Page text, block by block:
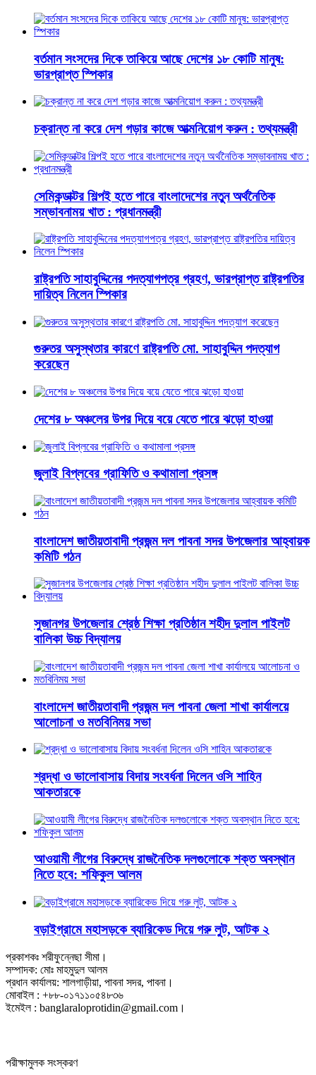
বর্তমান সংসদের দিকে তাকিয়ে আছে দেশের ১৮ কোটি মানুষ:
ভারপ্রাপ্ত স্পিকার
চক্রান্ত না করে দেশ গড়ার কাজে আত্মনিয়োগ করুন : তথ্যমন্ত্রী
সেমিকন্ডাক্টর শিল্পই হতে পারে বাংলাদেশের নতুন অর্থনৈতিক
সম্ভাবনাময় খাত : প্রধানমন্ত্রী
রাষ্ট্রপতি সাহাবুদ্দিনের পদত্যাগপত্র গ্রহণ, ভারপ্রাপ্ত রাষ্ট্রপতির
দায়িত্ব নিলেন স্পিকার
গুরুতর অসুস্থতার কারণে রাষ্ট্রপতি মো. সাহাবুদ্দিন পদত্যাগ
করেছেন
দেশের ৮ অঞ্চলের উপর দিয়ে বয়ে যেতে পারে ঝড়ো হাওয়া
জুলাই বিপ্লবের গ্রাফিতি ও কথামালা প্রসঙ্গ
বাংলাদেশ জাতীয়তাবাদী প্রজন্ম দল পাবনা সদর উপজেলার আহ্বায়ক
কমিটি গঠন
সুজানগর উপজেলার শ্রেষ্ঠ শিক্ষা প্রতিষ্ঠান শহীদ দুলাল পাইলট
বালিকা উচ্চ বিদ্যালয়
বাংলাদেশ জাতীয়তাবাদী প্রজন্ম দল পাবনা জেলা শাখা কার্যালয়ে
আলোচনা ও মতবিনিময় সভা
শ্রদ্ধা ও ভালোবাসায় বিদায় সংবর্ধনা দিলেন ওসি শাহিন
আকতারকে
আওয়ামী লীগের বিরুদ্ধে রাজনৈতিক দলগুলোকে শক্ত অবস্থান
নিতে হবে: শফিকুল আলম
বড়াইগ্রামে মহাসড়কে ব্যারিকেড দিয়ে গরু লুট, আটক ২
প্রকাশকঃ শরীফুন্নেছা সীমা।
সম্পাদক: মোঃ মাহমুদুল আলম
প্রধান কার্যালয়: শালগাড়ীয়া, পাবনা সদর, পাবনা।
মোবাইল : +৮৮-০১৭১১০৫৪৮৩৬
ইমেইল : banglaraloprotidin@gmail.com।
পরীক্ষামুলক সংস্করণ